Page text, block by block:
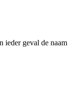
ieder geval de naam